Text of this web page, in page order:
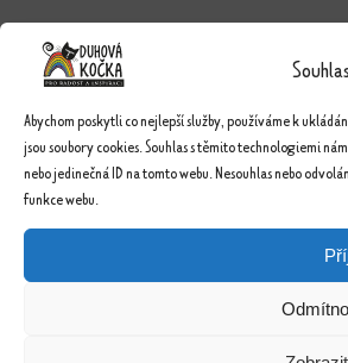
Abychom poskytli co nejlepší služby, používáme k
jsou soubory cookies. Souhlas s těmito technologiemi
nebo jedinečná ID na tomto webu. Nesouhlas nebo
funkce webu.